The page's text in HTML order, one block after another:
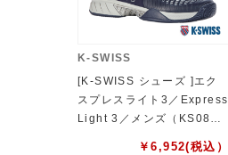
K-SWISS
[K-SWISS シューズ ]エク
スプレスライト3／Express
Light 3／メンズ（KS0856
￥6,952(税込）